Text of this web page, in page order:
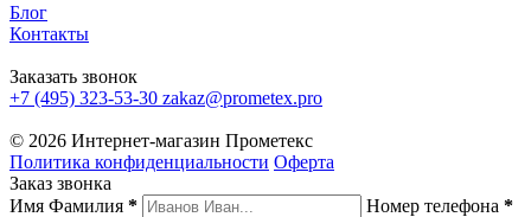
Блог
Контакты
Заказать звонок
+7 (495) 323-53-30 zakaz@prometex.pro
© 2026 Интернет-магазин Прометекс
Политика конфиденциальности Оферта
Заказ звонка
Имя Фамилия * Номер телефона *